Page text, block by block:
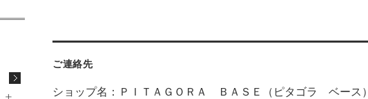
ご連絡先
ショップ名：ＰＩＴＡＧＯＲＡ ＢＡＳＥ（ピタゴラ ベース）